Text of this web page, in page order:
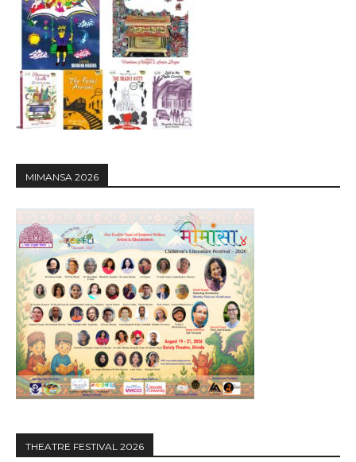
MIMANSA 2026
THEATRE FESTIVAL 2026